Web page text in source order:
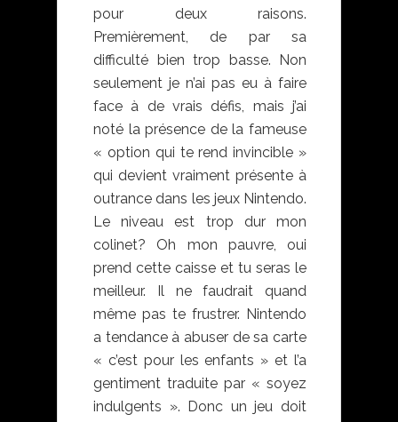
pour deux raisons.
Premièrement, de par sa
difficulté bien trop basse. Non
seulement je n’ai pas eu à faire
face à de vrais défis, mais j’ai
noté la présence de la fameuse
« option qui te rend invincible »
qui devient vraiment présente à
outrance dans les jeux Nintendo.
Le niveau est trop dur mon
colinet? Oh mon pauvre, oui
prend cette caisse et tu seras le
meilleur. Il ne faudrait quand
même pas te frustrer. Nintendo
a tendance à abuser de sa carte
« c’est pour les enfants » et l’a
gentiment traduite par « soyez
indulgents ». Donc un jeu doit